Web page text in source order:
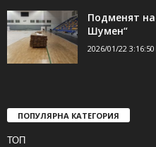
Подменят
Шумен“
2026/01/22 3:16:50
ПОПУЛЯРНА КАТЕГОРИЯ
ТОП